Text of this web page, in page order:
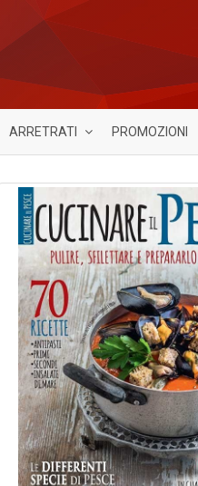
ARRETRATI PROMOZIONI